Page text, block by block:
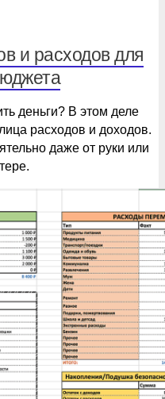
и расходов для
деньги? В этом деле
расходов и доходов.
даже от руки или